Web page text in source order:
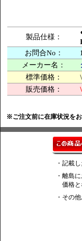
製品仕様：
お問合No：
メーカー名：
標準価格：
販売価格：
※ご注文前に在庫状況を
・記載
・離島
価格と
・その